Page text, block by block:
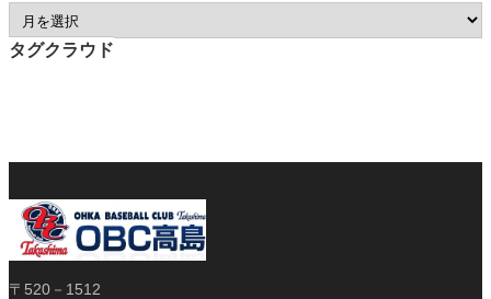
タグクラウド
〒520－1512